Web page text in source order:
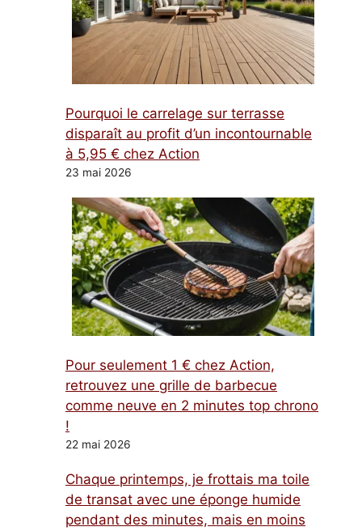
Pourquoi le carrelage sur terrasse
disparaît au profit d’un incontournable
à 5,95 € chez Action
23 mai 2026
Pour seulement 1 € chez Action,
retrouvez une grille de barbecue
comme neuve en 2 minutes top chrono
!
22 mai 2026
Chaque printemps, je frottais ma toile
de transat avec une éponge humide
pendant des minutes, mais en moins